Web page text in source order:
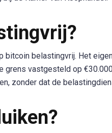
belastingvrij. Het
vastgesteld op
zonder dat de